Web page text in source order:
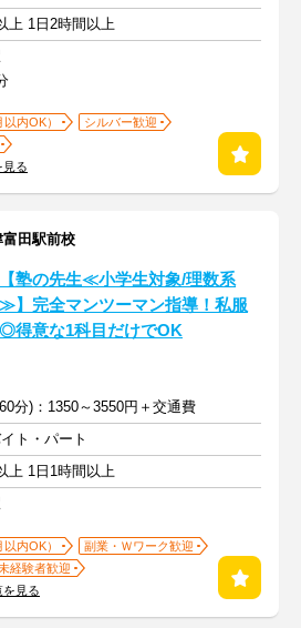
上 1日2時間以上
内OK）
シルバー歓迎
見る
田駅前校
【塾の先生≪小学生対象/理数系
≫】完全マンツーマン指導！私服
◎得意な1科目だけでOK
分)：1350～3550円＋交通費
ト・パート
上 1日1時間以上
内OK）
副業・Ｗワーク歓迎
経験者歓迎
見る